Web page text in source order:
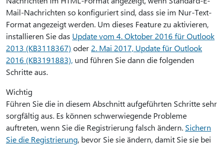
Mail-Nachrichten so konfiguriert sind, dass sie im Nur-Text-
Format angezeigt werden. Um dieses Feature zu aktivieren,
installieren Sie das Update vom 4. Oktober 2016 für Outlook
2013 (KB3118367) oder 2. Mai 2017, Update für Outlook
2016 (KB3191883), und führen Sie dann die folgenden
Schritte aus.
Wichtig
Führen Sie die in diesem Abschnitt aufgeführten Schritte sehr
sorgfältig aus. Es können schwerwiegende Probleme
auftreten, wenn Sie die Registrierung falsch ändern. Sichern
Sie die Registrierung, bevor Sie sie ändern, damit Sie sie bei